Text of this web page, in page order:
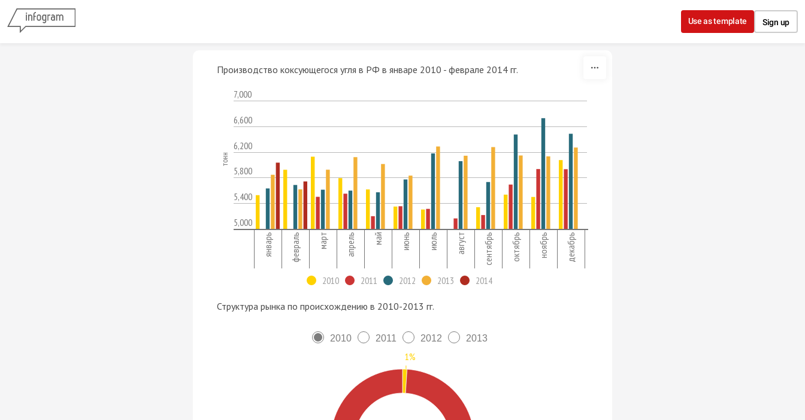
Use as template Sign up
Производство коксующегося угля в РФ в январе 2010 - феврале 2014 гг.
7,000
6,600
6,200
5,800
5,400
5,000
январь февраль март апрель май июнь июль август сентябрь октябрь ноябрь декабрь
тонн
2010 2011 2012 2013 2014
Структура рынка по происхождению в 2010-2013 гг.
2010 2011 2012 2013
1%